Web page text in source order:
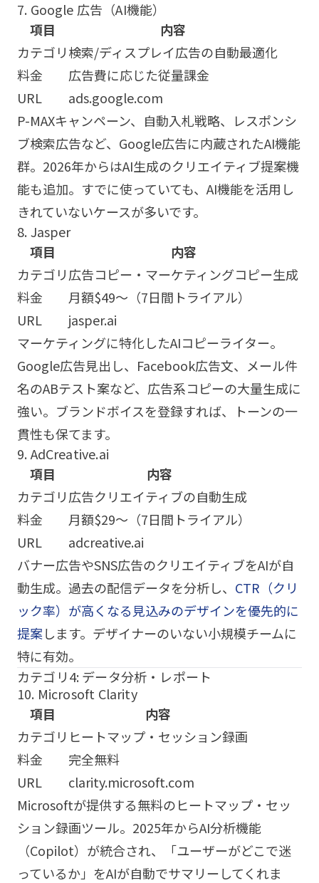
7. Google 広告（AI機能）
項目
内容
カテゴリ検索/ディスプレイ広告の自動最適化
料金
広告費に応じた従量課金
URL
ads.google.com
P-MAXキャンペーン、自動入札戦略、レスポンシ
ブ検索広告など、Google広告に内蔵されたAI機能
群。2026年からはAI生成のクリエイティブ提案機
能も追加。すでに使っていても、AI機能を活用し
きれていないケースが多いです。
8. Jasper
項目
内容
カテゴリ広告コピー・マーケティングコピー生成
料金
月額$49〜（7日間トライアル）
URL
jasper.ai
マーケティングに特化したAIコピーライター。
Google広告見出し、Facebook広告文、メール件
名のABテスト案など、広告系コピーの大量生成に
強い。ブランドボイスを登録すれば、トーンの一
貫性も保てます。
9. AdCreative.ai
項目
内容
カテゴリ広告クリエイティブの自動生成
料金
月額$29〜（7日間トライアル）
URL
adcreative.ai
バナー広告やSNS広告のクリエイティブをAIが自
動生成。過去の配信データを分析し、 CTR（クリ
ック率）が高くなる見込みのデザインを優先的に
提案します。デザイナーのいない小規模チームに
特に有効。
カテゴリ4: データ分析・レポート
10. Microsoft Clarity
項目
内容
カテゴリ ヒートマップ・セッション録画
料金
完全無料
URL
clarity.microsoft.com
Microsoftが提供する無料のヒートマップ・セッ
ション録画ツール。2025年からAI分析機能
（Copilot）が統合され、「ユーザーがどこで迷
っているか」をAIが自動でサマリーしてくれま